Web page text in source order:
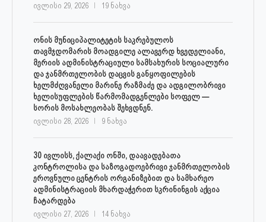
ივლისი 29, 2026 19 ნახვა
ონის მუნიციპალიტეტის საკრებულოს
თავმჯდომარის მოადგილე ალავერდ ხვედელიანი,
მერიის ადმინისტრაციული სამსახურის სოციალური
და ჯანმრთელობის დაცვის განყოფილების
ხელმძღვანელი მარინე რაზმაძე და ადგილობრივი
ხელისუფლების წარმომადგენლები სოფელ —
სორის მოსახლეობას შეხვდნენ.
ივლისი 28, 2026 9 ნახვა
30 ივლისს, ქალაქი ონში, დაავადებათა
კონტროლისა და საზოგადოებრივი ჯანმრთელობის
ეროვნული ცენტრის ორგანიზებით და სამხარეო
ადმინისტრაციის მხარდაჭერით სკრინინგის აქცია
ჩატარდება
ივლისი 27, 2026 14 ნახვა